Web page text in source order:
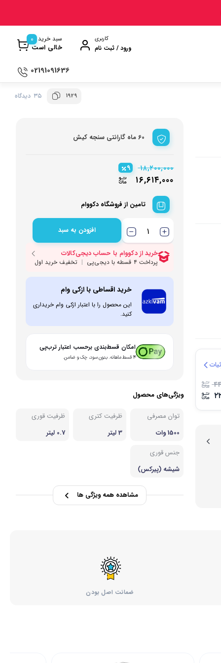
کاربری
ورود / ثبت نام
سبد خرید
خالی است
0
و مصرفی نوشیدنی‌ساز
ترازو آشپزخانه
ظروف پخت و پز
02191091636
1929 35 دیدگاه
60 ماه گارانتی سنجه کیش
۱۸,۲۰۰,۰۰۰
۱۶,۶۱۴,۰۰۰
۹
تامین از فروشگاه دکووام
افزودن به سبد
خرید اقساطی با ازکی وام
این محصول را با اعتبار ازکی وام خریداری
کنید.
امکان قسط‌بندی برحسب اعتبار ترب‌پی
۴ قسط ماهانه. بدون سود، چک و ضامن.
ویژگی‌های محصول
توان مصرفی
1500 وات
ظرفیت کتری
3 لیتر
ظرفیت قوری
0.7 لیتر
جنس قوری
شیشه (پیرکس)
مشاهده همه ویژگی ها
ضمانت اصل بودن